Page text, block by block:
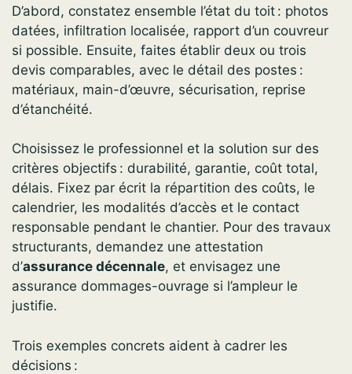
D’abord, constatez ensemble l’état du toit : photos
datées, infiltration localisée, rapport d’un couvreur
si possible. Ensuite, faites établir deux ou trois
devis comparables, avec le détail des postes :
matériaux, main-d’œuvre, sécurisation, reprise
d’étanchéité.
Choisissez le professionnel et la solution sur des
critères objectifs : durabilité, garantie, coût total,
délais. Fixez par écrit la répartition des coûts, le
calendrier, les modalités d’accès et le contact
responsable pendant le chantier. Pour des travaux
structurants, demandez une attestation
d’assurance décennale, et envisagez une
assurance dommages-ouvrage si l’ampleur le
justifie.
Trois exemples concrets aident à cadrer les
décisions :